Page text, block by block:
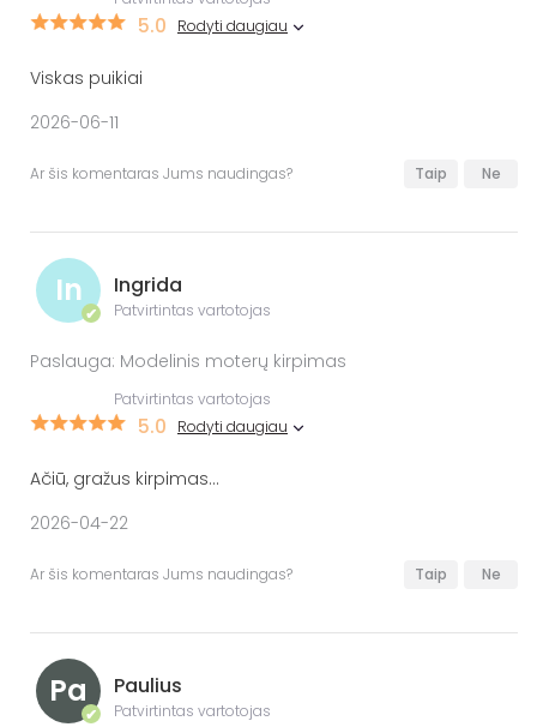
5.0 Rodyti daugiau
Viskas puikiai
2026-06-11
Ar šis komentaras Jums naudingas? Taip Ne
In
✔
Ingrida
Patvirtintas vartotojas
Paslauga: Modelinis moterų kirpimas
Patvirtintas vartotojas
5.0 Rodyti daugiau
Ačiū, gražus kirpimas...
2026-04-22
Ar šis komentaras Jums naudingas? Taip Ne
Pa
✔
Paulius
Patvirtintas vartotojas